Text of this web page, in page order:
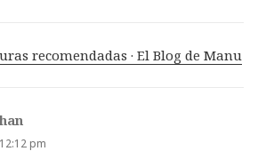
recomendadas · El Blog de Manu
pm